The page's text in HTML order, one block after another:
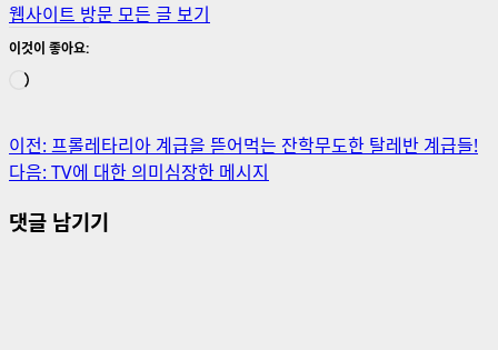
웹사이트 방문 모든 글 보기
이것이 좋아요:
로
중...
게
시
물
이전: 프롤레타리아 계급을 뜯어먹는 잔학무도한 탈레반 계급들!
다음: TV에 대한 의미심장한 메시지
댓글 남기기